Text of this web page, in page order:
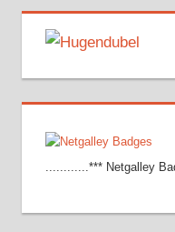
............*** Netgalley